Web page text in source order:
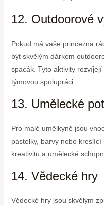
12. Outdoorové
Pokud má vaše princezna
být skvělým dárkem
spacák. Tyto aktivity
týmovou spolupráci.
13. Umělecké
Pro malé umělkyně jsou
pastelky, barvy nebo
kreativitu a umělecké
14. Vědecké hry
Vědecké hry jsou skvělým